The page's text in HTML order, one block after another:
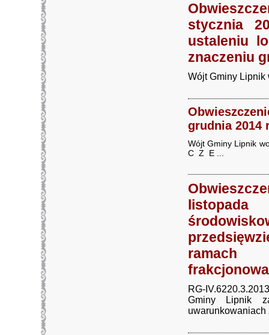
stycznia
ustaleniu
znaczeniu
Wójt Gminy
grudnia 2014
Wójt Gminy
C Z E ...
ramach
RG-
Gminy Lipnik
uwarunkowaniach